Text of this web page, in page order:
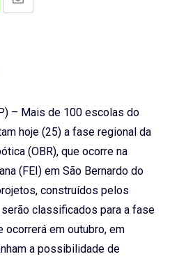
Share
– Mais de 100 escolas do
hoje (25) a fase regional da
(OBR), que ocorre na
(FEI) em São Bernardo do
construídos pelos
classificados para a fase
ocorrerá em outubro, em
a possibilidade de